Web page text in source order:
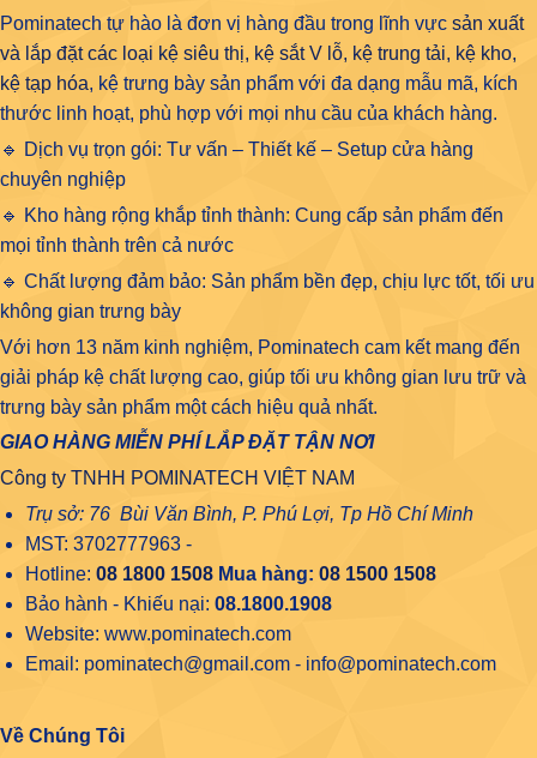
Pominatech tự hào là đơn vị hàng đầu trong lĩnh vực sản xuất
và lắp đặt các loại kệ siêu thị, kệ sắt V lỗ, kệ trung tải, kệ kho,
kệ tạp hóa, kệ trưng bày sản phẩm với đa dạng mẫu mã, kích
thước linh hoạt, phù hợp với mọi nhu cầu của khách hàng.
🔹 Dịch vụ trọn gói: Tư vấn – Thiết kế – Setup cửa hàng
chuyên nghiệp
🔹 Kho hàng rộng khắp tỉnh thành: Cung cấp sản phẩm đến
mọi tỉnh thành trên cả nước
🔹 Chất lượng đảm bảo: Sản phẩm bền đẹp, chịu lực tốt, tối ưu
không gian trưng bày
Với hơn 13 năm kinh nghiệm, Pominatech cam kết mang đến
giải pháp kệ chất lượng cao, giúp tối ưu không gian lưu trữ và
trưng bày sản phẩm một cách hiệu quả nhất.
GIAO HÀNG MIỄN PHÍ LẮP ĐẶT TẬN NƠI
Công ty TNHH POMINATECH VIỆT NAM
Trụ sở: 76 Bùi Văn Bình, P. Phú Lợi, Tp Hồ Chí Minh
MST: 3702777963 -
Hotline: 08 1800 1508Mua hàng: 08 1500 1508
Bảo hành - Khiếu nại: 08.1800.1908
Website: www.pominatech.com
Email: pominatech@gmail.com - info@pominatech.com
Về Chúng Tôi